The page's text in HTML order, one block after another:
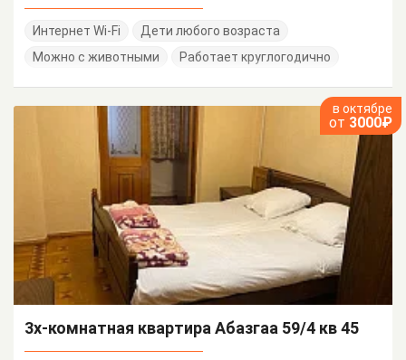
Интернет Wi-Fi
Дети любого возраста
Можно с животными
Работает круглогодично
в октябре
от 3000₽
3х-комнатная квартира Абазгаа 59/4 кв 45